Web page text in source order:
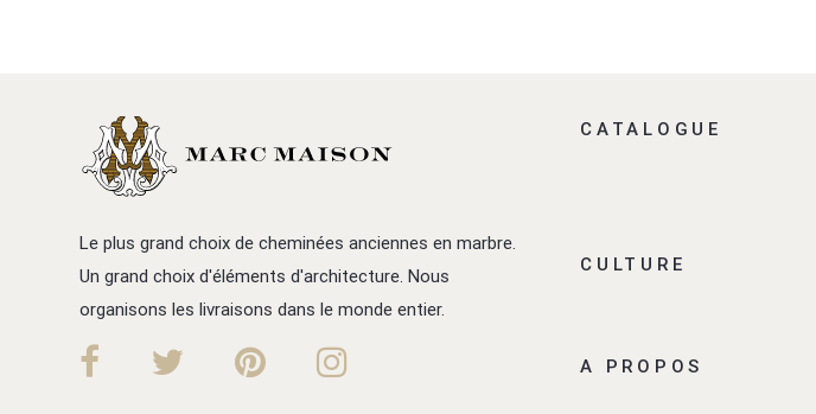
Le plus grand choix de cheminées anciennes en marbre.
Un grand choix d'éléments d'architecture. Nous
organisons les livraisons dans le monde entier.
CATALOGUE
CULTURE
A PROPOS